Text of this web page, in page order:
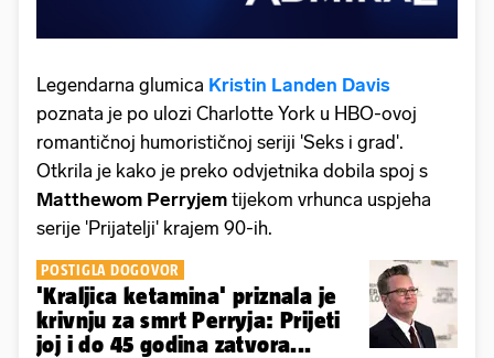
Legendarna glumica Kristin Landen Davis
poznata je po ulozi Charlotte York u HBO-ovoj
romantičnoj humorističnoj seriji 'Seks i grad'.
Otkrila je kako je preko odvjetnika dobila spoj s
Matthewom Perryjem tijekom vrhunca uspjeha
serije 'Prijatelji' krajem 90-ih.
POSTIGLA DOGOVOR
'Kraljica ketamina' priznala je
krivnju za smrt Perryja: Prijeti
joj i do 45 godina zatvora...